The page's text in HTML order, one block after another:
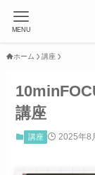
MENU
ホーム 講座
講座
講座 2025年8